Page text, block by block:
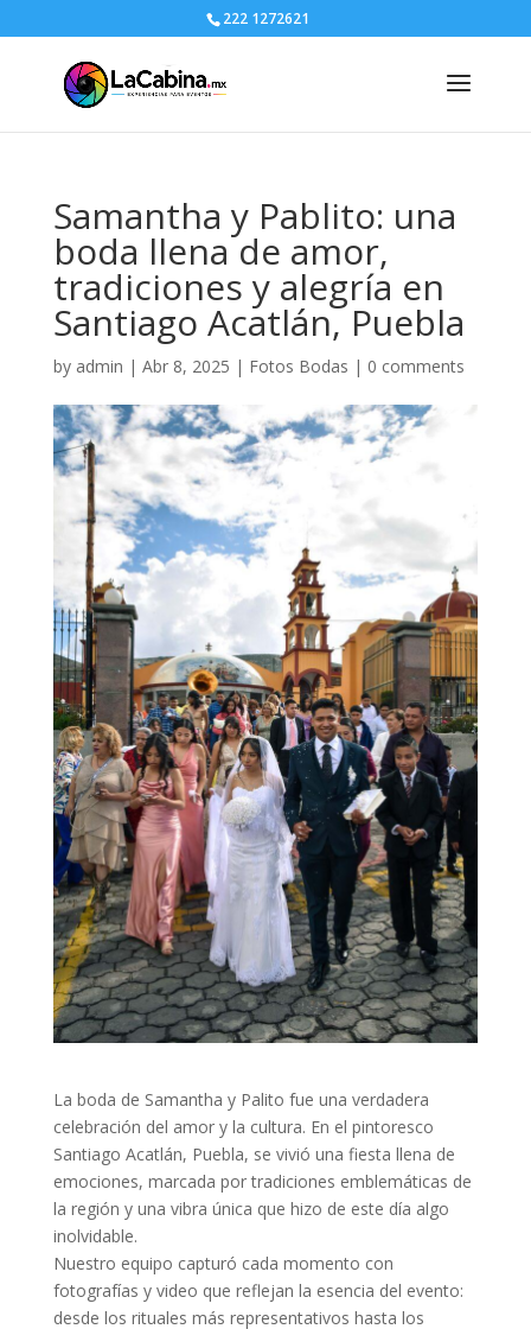
222 1272621
Samantha y Pablito: una
boda llena de amor,
tradiciones y alegría en
Santiago Acatlán, Puebla
by admin | Abr 8, 2025 | Fotos Bodas | 0 comments
La boda de Samantha y Palito fue una verdadera
celebración del amor y la cultura. En el pintoresco
Santiago Acatlán, Puebla, se vivió una fiesta llena de
emociones, marcada por tradiciones emblemáticas de
la región y una vibra única que hizo de este día algo
inolvidable.
Nuestro equipo capturó cada momento con
fotografías y video que reflejan la esencia del evento:
desde los rituales más representativos hasta los